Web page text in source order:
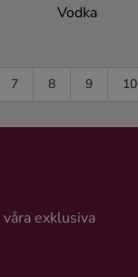
Vodka
7 8 9 10
exklusiva